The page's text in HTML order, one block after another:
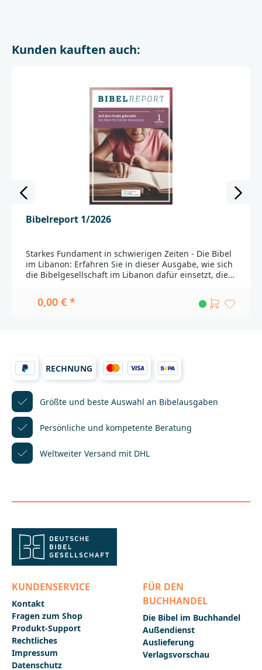
Kunden kauften auch:
Bibelreport 1/2026
Starkes Fundament in schwierigen Zeiten - Die Bibel
im Libanon: Erfahren Sie in dieser Ausgabe, wie sich
die Bibelgesellschaft im Libanon dafür einsetzt, die
schenken. Von der Übersetzung der Bibel in lokale
Sprachen über kreative Programme für Kinder und
Sie inspirierende Geschichten, wie die Bibel
Menschen im Libanon Trost und Zuversicht schenkt,
und entdecken Sie die historische und kulturelle
Bedeutung des Libanon in der Bibel.Sie möchten
mehr über die weltweite Übersetzung und
Verbreitung der Bibel erfahren? Der Bibelreport der
Deutschen Bibelgesellschaft berichtet in fünf
Ausgaben pro Jahr über die internationale Arbeit der
Bibelgesellschaften, die von der Weltbibelhilfe
unterstützt wird. Daneben gibt das Magazin Einblick
in Neuigkeiten aus dem Verlag sowie
_________Bei Fragen zur Produktsicherheit wenden Sie
sich bitte an:Deutsche BibelgesellschaftBalinger Str.
31 A70567 Stuttgartproduktsicherheit@dbg.de
0,00 € *
RECHNUNG
Größte und beste Auswahl an Bibelausgaben
Persönliche und kompetente Beratung
Weltweiter Versand mit DHL
KUNDENSERVICE
Kontakt
Fragen zum Shop
Produkt-Support
Rechtliches
Impressum
Datenschutz
FÜR DEN
BUCHHANDEL
Die Bibel im Buchhandel
Außendienst
Auslieferung
Verlagsvorschau